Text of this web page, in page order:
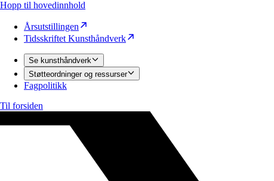
Hopp til hovedinnhold
Årsutstillingen
Tidsskriftet Kunsthåndverk
Se kunsthåndverk
Støtteordninger og ressurser
Fagpolitikk
Til forsiden